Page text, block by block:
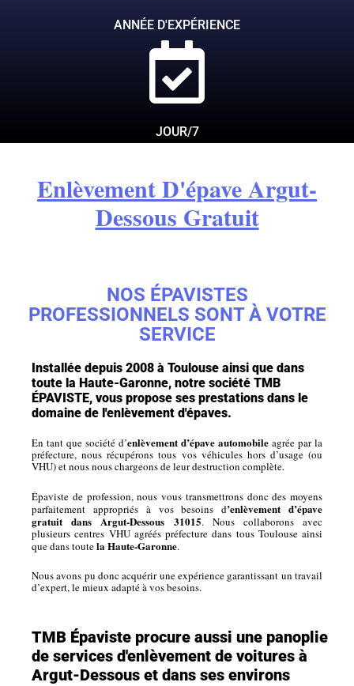
ANNÉE D'EXPÉRIENCE
JOUR/7
Enlèvement D'épave Argut-
Dessous Gratuit
NOS ÉPAVISTES
PROFESSIONNELS SONT À VOTRE
SERVICE
Installée depuis 2008 à Toulouse ainsi que dans
toute la Haute-Garonne, notre société TMB
ÉPAVISTE, vous propose ses prestations dans le
domaine de l'enlèvement d'épaves.
En tant que société d’enlèvement d’épave automobile agrée par la
préfecture, nous récupérons tous vos véhicules hors d’usage (ou
VHU) et nous nous chargeons de leur destruction complète.
Épaviste de profession, nous vous transmettrons donc des moyens
parfaitement appropriés à vos besoins d’enlèvement d’épave
gratuit dans Argut-Dessous 31015. Nous collaborons avec
plusieurs centres VHU agréés préfecture dans tous Toulouse ainsi
que dans toutela Haute-Garonne.
Nous avons pu donc acquérir une expérience garantissant un travail
d’expert, le mieux adapté à vos besoins.
TMB Épaviste procure aussi une panoplie
de services d'enlèvement de voitures à
Argut-Dessous et dans ses environs